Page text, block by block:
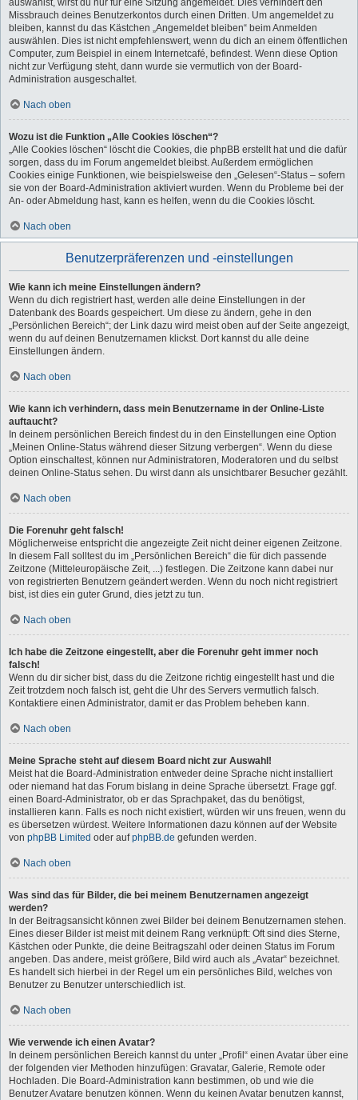
auswählst, wirst du nur für eine Sitzung angemeldet. Dies verhindert den
Missbrauch deines Benutzerkontos durch einen Dritten. Um angemeldet zu
bleiben, kannst du das Kästchen „Angemeldet bleiben“ beim Anmelden
auswählen. Dies ist nicht empfehlenswert, wenn du dich an einem öffentlichen
Computer, zum Beispiel in einem Internetcafé, befindest. Wenn diese Option
nicht zur Verfügung steht, dann wurde sie vermutlich von der Board-
Administration ausgeschaltet.
Nach oben
Wozu ist die Funktion „Alle Cookies löschen“?
„Alle Cookies löschen“ löscht die Cookies, die phpBB erstellt hat und die dafür
sorgen, dass du im Forum angemeldet bleibst. Außerdem ermöglichen
Cookies einige Funktionen, wie beispielsweise den „Gelesen“-Status – sofern
sie von der Board-Administration aktiviert wurden. Wenn du Probleme bei der
An- oder Abmeldung hast, kann es helfen, wenn du die Cookies löscht.
Nach oben
Benutzerpräferenzen und -einstellungen
Wie kann ich meine Einstellungen ändern?
Wenn du dich registriert hast, werden alle deine Einstellungen in der
Datenbank des Boards gespeichert. Um diese zu ändern, gehe in den
„Persönlichen Bereich“; der Link dazu wird meist oben auf der Seite angezeigt,
wenn du auf deinen Benutzernamen klickst. Dort kannst du alle deine
Einstellungen ändern.
Nach oben
Wie kann ich verhindern, dass mein Benutzername in der Online-Liste
auftaucht?
In deinem persönlichen Bereich findest du in den Einstellungen eine Option
„Meinen Online-Status während dieser Sitzung verbergen“. Wenn du diese
Option einschaltest, können nur Administratoren, Moderatoren und du selbst
deinen Online-Status sehen. Du wirst dann als unsichtbarer Besucher gezählt.
Nach oben
Die Forenuhr geht falsch!
Möglicherweise entspricht die angezeigte Zeit nicht deiner eigenen Zeitzone.
In diesem Fall solltest du im „Persönlichen Bereich“ die für dich passende
Zeitzone (Mitteleuropäische Zeit, ...) festlegen. Die Zeitzone kann dabei nur
von registrierten Benutzern geändert werden. Wenn du noch nicht registriert
bist, ist dies ein guter Grund, dies jetzt zu tun.
Nach oben
Ich habe die Zeitzone eingestellt, aber die Forenuhr geht immer noch
falsch!
Wenn du dir sicher bist, dass du die Zeitzone richtig eingestellt hast und die
Zeit trotzdem noch falsch ist, geht die Uhr des Servers vermutlich falsch.
Kontaktiere einen Administrator, damit er das Problem beheben kann.
Nach oben
Meine Sprache steht auf diesem Board nicht zur Auswahl!
Meist hat die Board-Administration entweder deine Sprache nicht installiert
oder niemand hat das Forum bislang in deine Sprache übersetzt. Frage ggf.
einen Board-Administrator, ob er das Sprachpaket, das du benötigst,
installieren kann. Falls es noch nicht existiert, würden wir uns freuen, wenn du
es übersetzen würdest. Weitere Informationen dazu können auf der Website
von phpBB Limited oder aufphpBB.de gefunden werden.
Nach oben
Was sind das für Bilder, die bei meinem Benutzernamen angezeigt
werden?
In der Beitragsansicht können zwei Bilder bei deinem Benutzernamen stehen.
Eines dieser Bilder ist meist mit deinem Rang verknüpft: Oft sind dies Sterne,
Kästchen oder Punkte, die deine Beitragszahl oder deinen Status im Forum
angeben. Das andere, meist größere, Bild wird auch als „Avatar“ bezeichnet.
Es handelt sich hierbei in der Regel um ein persönliches Bild, welches von
Benutzer zu Benutzer unterschiedlich ist.
Nach oben
Wie verwende ich einen Avatar?
In deinem persönlichen Bereich kannst du unter „Profil“ einen Avatar über eine
der folgenden vier Methoden hinzufügen: Gravatar, Galerie, Remote oder
Hochladen. Die Board-Administration kann bestimmen, ob und wie die
Benutzer Avatare benutzen können. Wenn du keinen Avatar benutzen kannst,